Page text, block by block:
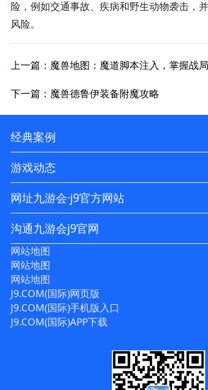
险，例如交通事故、疾病和野生动物袭击，
风险。
上一篇：魔兽地图：魔道脚本注入，掌握战局
下一篇：魔兽德鲁伊装备附魔攻略
经典案例
游戏动态
网址九游会·j9官方网站
沟通九游会j9官网
网站地图
网站地图
网站地图
J9.COM(国际)网页版
J9.COM(国际)手机版入口
J9.COM(国际)APP下载